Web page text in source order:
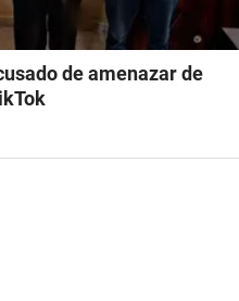
de amenazar de